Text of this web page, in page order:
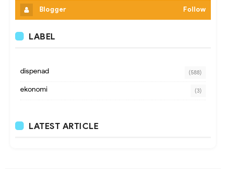
Blogger Follow
LABEL
dispenad (588)
ekonomi (3)
LATEST ARTICLE